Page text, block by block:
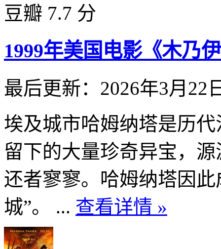
豆瓣 7.7 分
1999年美国电影《木乃
最后更新：2026年3月22
埃及城市哈姆纳塔是历
留下的大量珍奇异宝，
还者寥寥。哈姆纳塔因
城”。 ... 查看详情 »